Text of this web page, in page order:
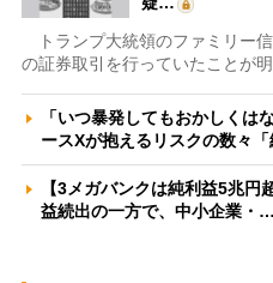
トランプ大統領のファミリー
の証券取引を行っていたことが
「いつ暴発してもおかしくは
ースXが抱えるリスクの数々
【3メガバンクは純利益5兆
益続出の一方で、中小企業・…